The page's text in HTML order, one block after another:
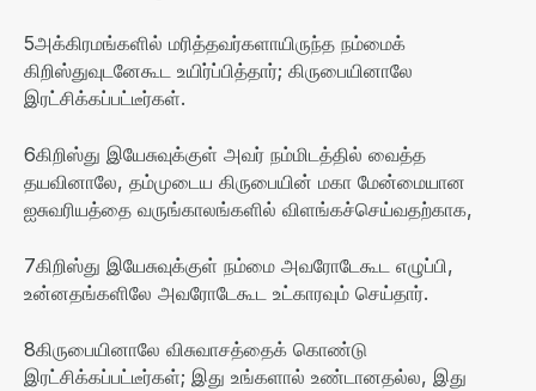
5அக்கிரமங்களில் மரித்தவர்களாயிருந்த நம்மைக்
கிறிஸ்துவுடனேகூட உயிர்ப்பித்தார்; கிருபையினாலே
இரட்சிக்கப்பட்டீர்கள்.
6கிறிஸ்து இயேசுவுக்குள் அவர் நம்மிடத்தில் வைத்த
தயவினாலே, தம்முடைய கிருபையின் மகா மேன்மையான
ஐசுவரியத்தை வருங்காலங்களில் விளங்கச்செய்வதற்காக,
7கிறிஸ்து இயேசுவுக்குள் நம்மை அவரோடேகூட எழுப்பி,
உன்னதங்களிலே அவரோடேகூட உட்காரவும் செய்தார்.
8கிருபையினாலே விசுவாசத்தைக் கொண்டு
இரட்சிக்கப்பட்டீர்கள்; இது உங்களால் உண்டானதல்ல, இது